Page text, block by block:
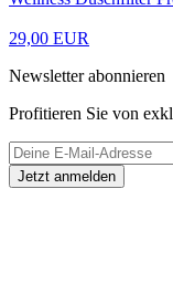
Unternehmen
Über uns
Newsletter
Impressum